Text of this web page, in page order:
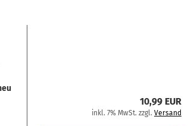
10,99 EUR
inkl. 7% MwSt. zzgl. Versand